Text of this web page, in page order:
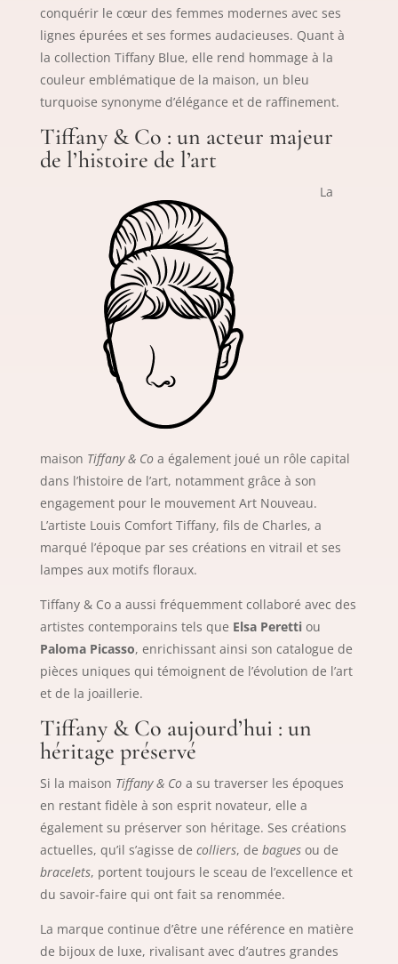
conquérir le cœur des femmes modernes avec ses
lignes épurées et ses formes audacieuses. Quant à
la collection Tiffany Blue, elle rend hommage à la
couleur emblématique de la maison, un bleu
turquoise synonyme d’élégance et de raffinement.
Tiffany & Co : un acteur majeur
de l’histoire de l’art
La
maison Tiffany & Coa également joué un rôle capital
dans l’histoire de l’art, notamment grâce à son
engagement pour le mouvement Art Nouveau.
L’artiste Louis Comfort Tiffany, fils de Charles, a
marqué l’époque par ses créations en vitrail et ses
lampes aux motifs floraux.
Tiffany & Co a aussi fréquemment collaboré avec des
artistes contemporains tels que Elsa Perettiou
Paloma Picasso, enrichissant ainsi son catalogue de
pièces uniques qui témoignent de l’évolution de l’art
et de la joaillerie.
Tiffany & Co aujourd’hui : un
héritage préservé
Si la maison Tiffany & Coa su traverser les époques
en restant fidèle à son esprit novateur, elle a
également su préserver son héritage. Ses créations
actuelles, qu’il s’agisse de colliers, de baguesou de
bracelets, portent toujours le sceau de l’excellence et
du savoir-faire qui ont fait sa renommée.
La marque continue d’être une référence en matière
de bijoux de luxe, rivalisant avec d’autres grandes